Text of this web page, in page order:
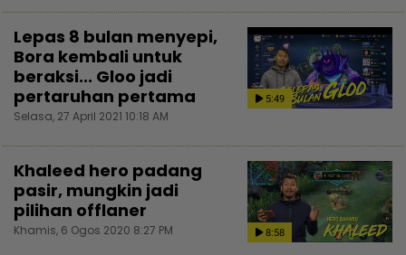
5:49
Lepas 8 bulan menyepi,
Bora kembali untuk
beraksi... Gloo jadi
pertaruhan pertama
Selasa, 27 April 2021 10:18 AM
8:58
Khaleed hero padang
pasir, mungkin jadi
pilihan offlaner
Khamis, 6 Ogos 2020 8:27 PM